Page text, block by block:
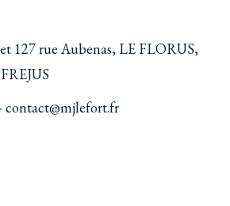
et 127 rue Aubenas, LE FLORUS,
contact@mjlefort.fr